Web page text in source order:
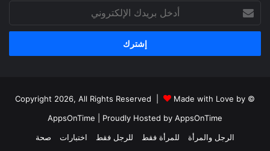
بريدك
الإلكتروني
© Copyright 2026, All Rights Reserved |
Made with Love by
AppsOnTime | Proudly Hosted by AppsOnTime
الرجل والمرأة
للمرأة فقط للرجل فقط اختبارات صحة